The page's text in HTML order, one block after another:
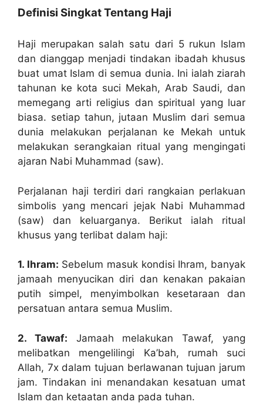
Definisi Singkat Tentang Haji
Haji merupakan salah satu dari 5 rukun Islam
dan dianggap menjadi tindakan ibadah khusus
buat umat Islam di semua dunia. Ini ialah ziarah
tahunan ke kota suci Mekah, Arab Saudi, dan
memegang arti religius dan spiritual yang luar
biasa. setiap tahun, jutaan Muslim dari semua
dunia melakukan perjalanan ke Mekah untuk
melakukan serangkaian ritual yang mengingati
ajaran Nabi Muhammad (saw).
Perjalanan haji terdiri dari rangkaian perlakuan
simbolis yang mencari jejak Nabi Muhammad
(saw) dan keluarganya. Berikut ialah ritual
khusus yang terlibat dalam haji:
1. Ihram: Sebelum masuk kondisi Ihram, banyak
jamaah menyucikan diri dan kenakan pakaian
putih simpel, menyimbolkan kesetaraan dan
persatuan antara semua Muslim.
2. Tawaf: Jamaah melakukan Tawaf, yang
melibatkan mengelilingi Ka’bah, rumah suci
Allah, 7x dalam tujuan berlawanan tujuan jarum
jam. Tindakan ini menandakan kesatuan umat
Islam dan ketaatan anda pada tuhan.